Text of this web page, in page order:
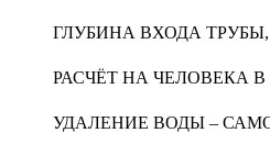
ГЛУБИНА ВХОДА ТРУБЫ,
РАСЧЁТ НА ЧЕЛОВЕКА В
УДАЛЕНИЕ ВОДЫ –